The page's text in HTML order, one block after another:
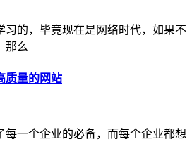
习的，毕竟现在是网络时代，如果不
那么
质量的网站
每一个企业的必备，而每个企业都想